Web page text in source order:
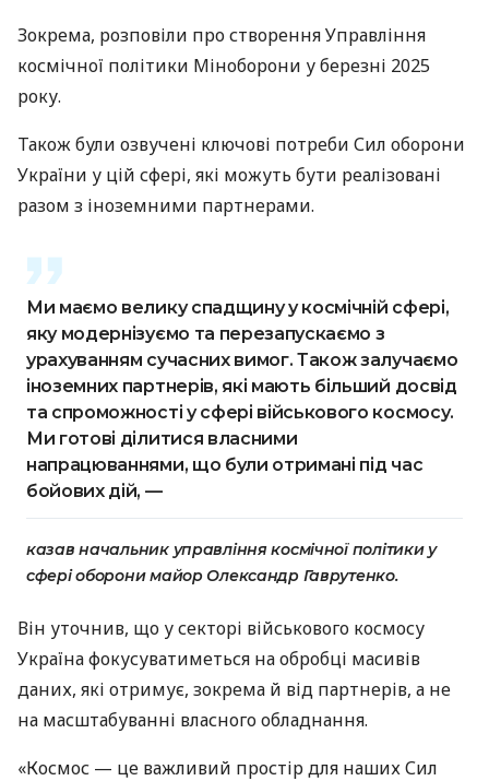
Зокрема, розповіли про створення Управління
космічної політики Міноборони у березні 2025
року.
Також були озвучені ключові потреби Сил оборони
України у цій сфері, які можуть бути реалізовані
разом з іноземними партнерами.
Ми маємо велику спадщину у космічній сфері,
яку модернізуємо та перезапускаємо з
урахуванням сучасних вимог. Також залучаємо
іноземних партнерів, які мають більший досвід
та спроможності у сфері військового космосу.
Ми готові ділитися власними
напрацюваннями, що були отримані під час
бойових дій, —
казав начальник управління космічної політики у
сфері оборони майор Олександр Гаврутенко.
Він уточнив, що у секторі військового космосу
Україна фокусуватиметься на обробці масивів
даних, які отримує, зокрема й від партнерів, а не
на масштабуванні власного обладнання.
«Космос — це важливий простір для наших Сил